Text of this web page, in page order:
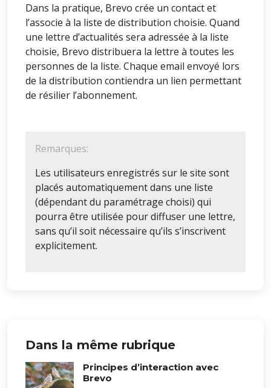
Dans la pratique, Brevo crée un contact et
l’associe à la liste de distribution choisie. Quand
une lettre d’actualités sera adressée à la liste
choisie, Brevo distribuera la lettre à toutes les
personnes de la liste. Chaque email envoyé lors
de la distribution contiendra un lien permettant
de résilier l’abonnement.
Remarques:
Les utilisateurs enregistrés sur le site sont
placés automatiquement dans une liste
(dépendant du paramétrage choisi) qui
pourra être utilisée pour diffuser une lettre,
sans qu’il soit nécessaire qu’ils s’inscrivent
explicitement.
Dans la même rubrique
Principes d’interaction avec
Brevo